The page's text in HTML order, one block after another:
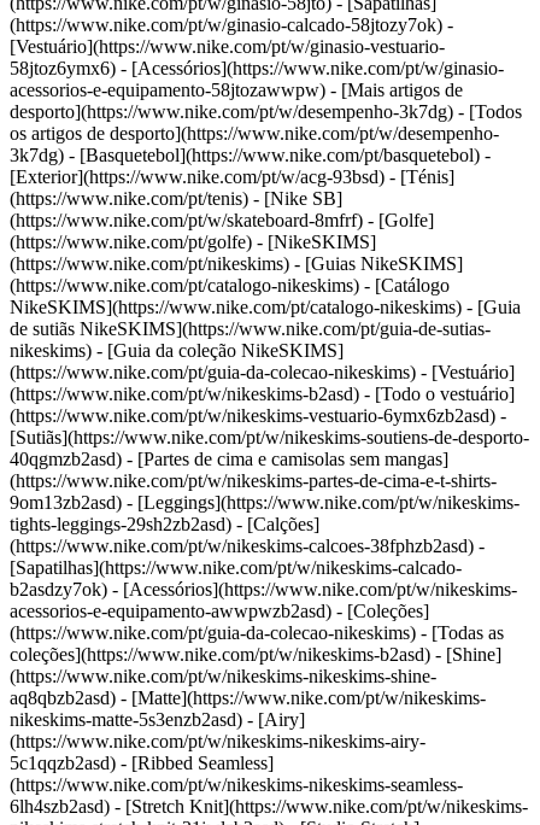
(https://www.nike.com/pt/w/ginasio-calcado-58jtozy7ok) -
[Vestuário](https://www.nike.com/pt/w/ginasio-vestuario-
58jtoz6ymx6) - [Acessórios](https://www.nike.com/pt/w/ginasio-
acessorios-e-equipamento-58jtozawwpw) - [Mais artigos de
desporto](https://www.nike.com/pt/w/desempenho-3k7dg) - [Todos
os artigos de desporto](https://www.nike.com/pt/w/desempenho-
3k7dg) - [Basquetebol](https://www.nike.com/pt/basquetebol) -
[Exterior](https://www.nike.com/pt/w/acg-93bsd) - [Ténis]
(https://www.nike.com/pt/tenis) - [Nike SB]
(https://www.nike.com/pt/w/skateboard-8mfrf) - [Golfe]
(https://www.nike.com/pt/golfe) - [NikeSKIMS]
(https://www.nike.com/pt/nikeskims) - [Guias NikeSKIMS]
(https://www.nike.com/pt/catalogo-nikeskims) - [Catálogo
NikeSKIMS](https://www.nike.com/pt/catalogo-nikeskims) - [Guia
de sutiãs NikeSKIMS](https://www.nike.com/pt/guia-de-sutias-
nikeskims) - [Guia da coleção NikeSKIMS]
(https://www.nike.com/pt/guia-da-colecao-nikeskims) - [Vestuário]
(https://www.nike.com/pt/w/nikeskims-b2asd) - [Todo o vestuário]
(https://www.nike.com/pt/w/nikeskims-vestuario-6ymx6zb2asd) -
[Sutiãs](https://www.nike.com/pt/w/nikeskims-soutiens-de-desporto-
40qgmzb2asd) - [Partes de cima e camisolas sem mangas]
(https://www.nike.com/pt/w/nikeskims-partes-de-cima-e-t-shirts-
9om13zb2asd) - [Leggings](https://www.nike.com/pt/w/nikeskims-
tights-leggings-29sh2zb2asd) - [Calções]
(https://www.nike.com/pt/w/nikeskims-calcoes-38fphzb2asd) -
[Sapatilhas](https://www.nike.com/pt/w/nikeskims-calcado-
b2asdzy7ok) - [Acessórios](https://www.nike.com/pt/w/nikeskims-
acessorios-e-equipamento-awwpwzb2asd) - [Coleções]
(https://www.nike.com/pt/guia-da-colecao-nikeskims) - [Todas as
coleções](https://www.nike.com/pt/w/nikeskims-b2asd) - [Shine]
(https://www.nike.com/pt/w/nikeskims-nikeskims-shine-
aq8qbzb2asd) - [Matte](https://www.nike.com/pt/w/nikeskims-
nikeskims-matte-5s3enzb2asd) - [Airy]
(https://www.nike.com/pt/w/nikeskims-nikeskims-airy-
5c1qqzb2asd) - [Ribbed Seamless]
(https://www.nike.com/pt/w/nikeskims-nikeskims-seamless-
6lh4szb2asd) - [Stretch Knit](https://www.nike.com/pt/w/nikeskims-